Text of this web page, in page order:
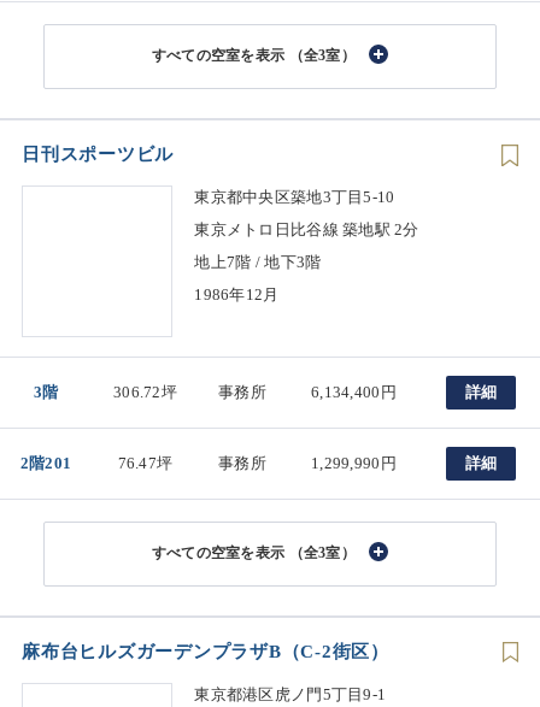
（全3室）
日刊スポーツビル
東京都中央区築地3丁目5-10
東京メトロ日比谷線 築地駅 2分
地上7階 / 地下3階
1986年12月
3階 306.72坪 事務所 6,134,400円 詳細
2階201 76.47坪 事務所 1,299,990円 詳細
（全3室）
麻布台ヒルズガーデンプラザB（C-2街区）
東京都港区虎ノ門5丁目9-1